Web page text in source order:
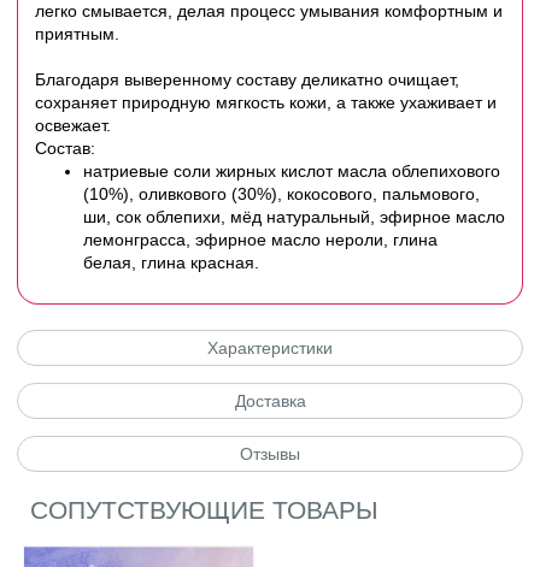
легко смывается, делая процесс умывания комфортным и
приятным.
Благодаря выверенному составу деликатно очищает,
сохраняет природную мягкость кожи, а также ухаживает и
освежает.
Состав:
натриевые соли жирных кислот масла облепихового
(10%), оливкового (30%), кокосового, пальмового,
ши, сок облепихи, мёд натуральный, эфирное масло
лемонграсса, эфирное масло нероли, глина
белая, глина красная.
Характеристики
Доставка
Отзывы
СОПУТСТВУЮЩИЕ ТОВАРЫ